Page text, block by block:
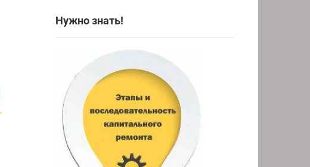
Нужно знать!